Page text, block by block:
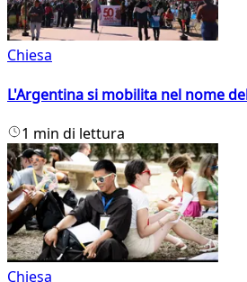
Chiesa
L'Argentina si mobilita nel nome
1 min di lettura
Chiesa